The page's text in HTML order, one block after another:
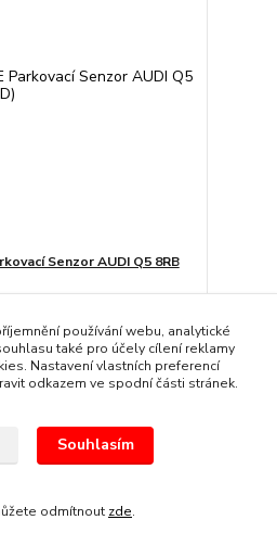
Senzor AUDI Q5 8RB
Skladem
do košíku
používání webu, analytické
také pro účely cílení reklamy
Nastavení vlastních preferencí
odkazem ve spodní části stránek.
Souhlasím
odmítnout zde.